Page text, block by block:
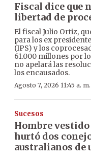
Fiscal dice que
libertad de
El fiscal Julio Ortiz,
para los ex
(IPS) y los
61.000 millones por
no apelará las
los encausados.
Agosto 7, 2026 11:45 a. m.
Sucesos
Hombre
hurtó dos
australianos de